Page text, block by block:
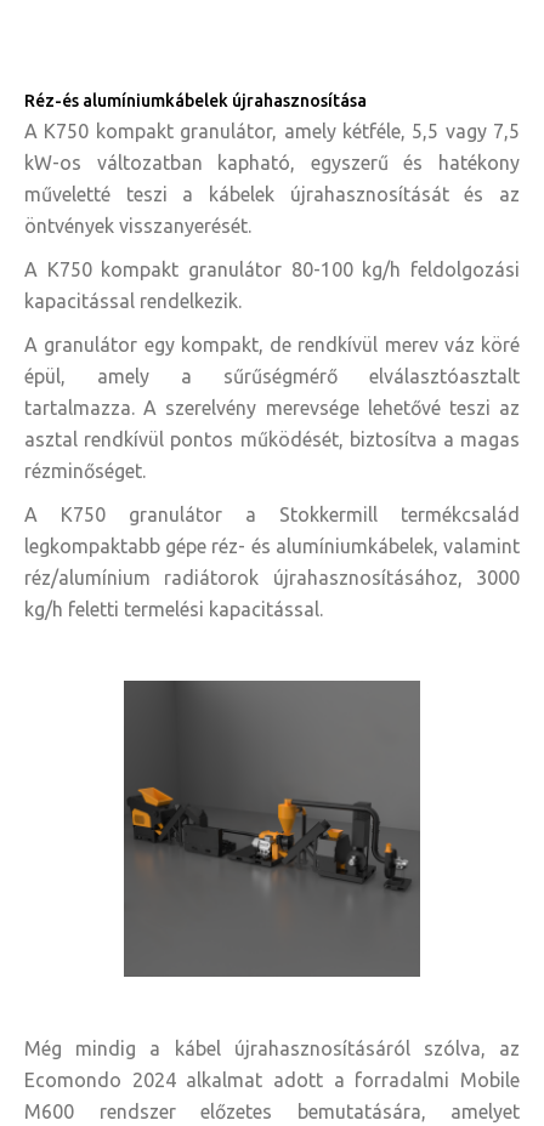
Réz-és alumíniumkábelek újrahasznosítása
A K750 kompakt granulátor, amely kétféle, 5,5 vagy 7,5
kW-os változatban kapható, egyszerű és hatékony
műveletté teszi a kábelek újrahasznosítását és az
öntvények visszanyerését.
A K750 kompakt granulátor 80-100 kg/h feldolgozási
kapacitással rendelkezik.
A granulátor egy kompakt, de rendkívül merev váz köré
épül, amely a sűrűségmérő elválasztóasztalt
tartalmazza. A szerelvény merevsége lehetővé teszi az
asztal rendkívül pontos működését, biztosítva a magas
rézminőséget.
A K750 granulátor a Stokkermill termékcsalád
legkompaktabb gépe réz- és alumíniumkábelek, valamint
réz/alumínium radiátorok újrahasznosításához, 3000
kg/h feletti termelési kapacitással.
Még mindig a kábel újrahasznosításáról szólva, az
Ecomondo 2024 alkalmat adott a forradalmi Mobile
M600 rendszer előzetes bemutatására, amelyet